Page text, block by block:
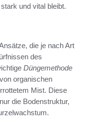
und vital bleibt.
die je nach Art
des
Düngemethode
organischen
Mist. Diese
die Bodenstruktur,